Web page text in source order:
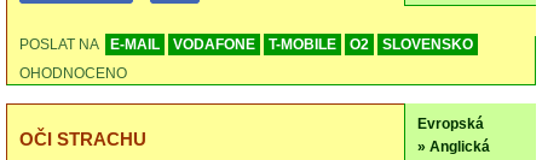
POSLAT NA E-MAIL VODAFONE T-MOBILE O2
SLOVENSKO
OHODNOCENO
OČI STRACHU
Evropská
» Anglická